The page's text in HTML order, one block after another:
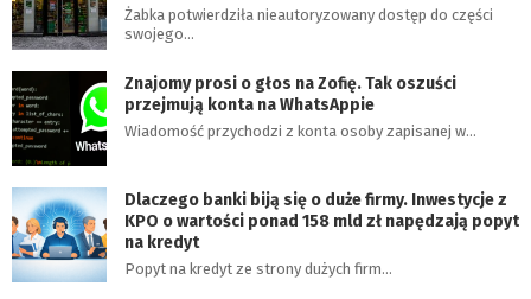
Żabka potwierdziła nieautoryzowany dostęp do części
swojego…
Znajomy prosi o głos na Zofię. Tak oszuści
przejmują konta na WhatsAppie
Wiadomość przychodzi z konta osoby zapisanej w…
Dlaczego banki biją się o duże firmy. Inwestycje z
KPO o wartości ponad 158 mld zł napędzają popyt
na kredyt
Popyt na kredyt ze strony dużych firm…